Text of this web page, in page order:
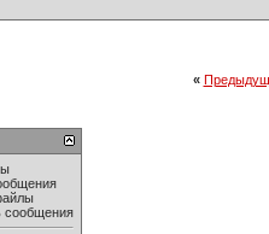
«
сообщения